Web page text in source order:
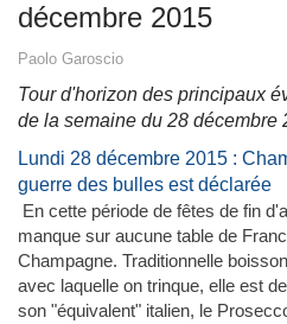
décembre 2015
Paolo Garoscio
Tour d'horizon des principaux
de la semaine du 28 décembre
​Lundi 28 décembre 2015 :
guerre des bulles est déclarée
En cette période de fêtes de fin
manque sur aucune table de
Champagne. Traditionnelle
avec laquelle on trinque, elle est
son "équivalent" italien, le